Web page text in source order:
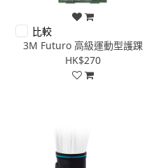
比較
3M Futuro 高級運動型護踝
HK$270